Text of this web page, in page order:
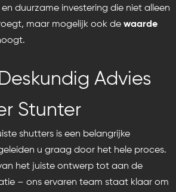
duurzame investering die niet alleen
maar mogelijk ook de waarde
Advies
Stunter
shutters is een belangrijke
u graag door het hele proces.
het juiste ontwerp tot aan de
– ons ervaren team staat klaar om